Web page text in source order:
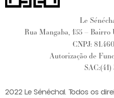
Le
Rua Mangaba, 155 –
CNPJ:
Autorização de
SAC:(41)
2022 Le Sénéchal. Todos os